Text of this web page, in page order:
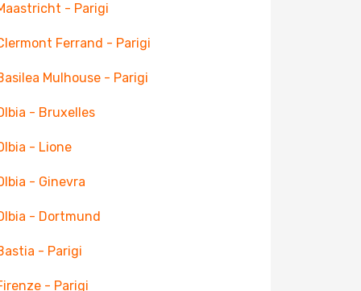
- Parigi
Ferrand - Parigi
Mulhouse - Parigi
- Bruxelles
- Lione
- Ginevra
- Dortmund
- Parigi
- Parigi